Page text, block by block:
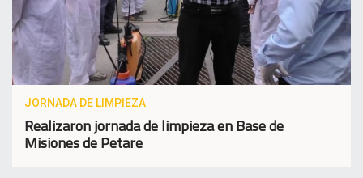
JORNADA DE LIMPIEZA
Realizaron jornada de limpieza en Base de
Misiones de Petare